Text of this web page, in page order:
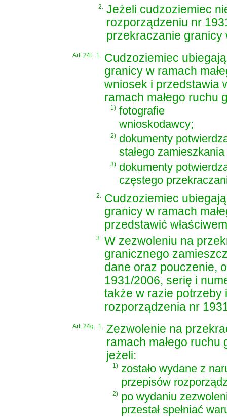
2. Jeżeli cudzoziemiec
rozporządzeniu nr
przekraczanie granicy
Art. 24f. 1. Cudzoziemiec
granicy w ramach
wniosek i przedstawia
ramach małego ruchu
1) fotografie
wnioskodawcy;
2) dokumenty
stałego
3) dokumenty
częstego
2.
Cudzoziemiec
granicy w ramach
przedstawić
3.
W zezwoleniu na
granicznego
dane oraz pouczenie,
1931/2006, serię i
także w razie
rozporządzenia nr
Art. 24g. 1.
Zezwolenie na
ramach małego
jeżeli:
1) zostało wydane z
przepisów
2) po wydaniu
przestał spełniać